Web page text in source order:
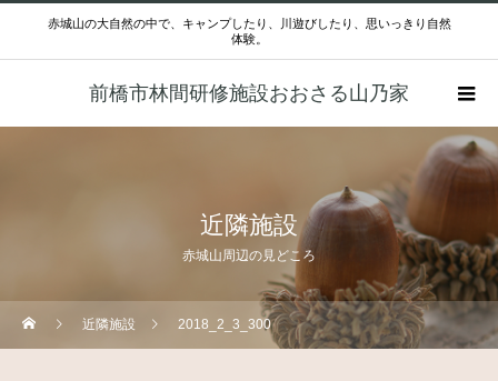
赤城山の大自然の中で、キャンプしたり、川遊びしたり、思いっきり自然
体験。
前橋市林間研修施設おおさる山乃家
近隣施設
赤城山周辺の見どころ
近隣施設 2018_2_3_300